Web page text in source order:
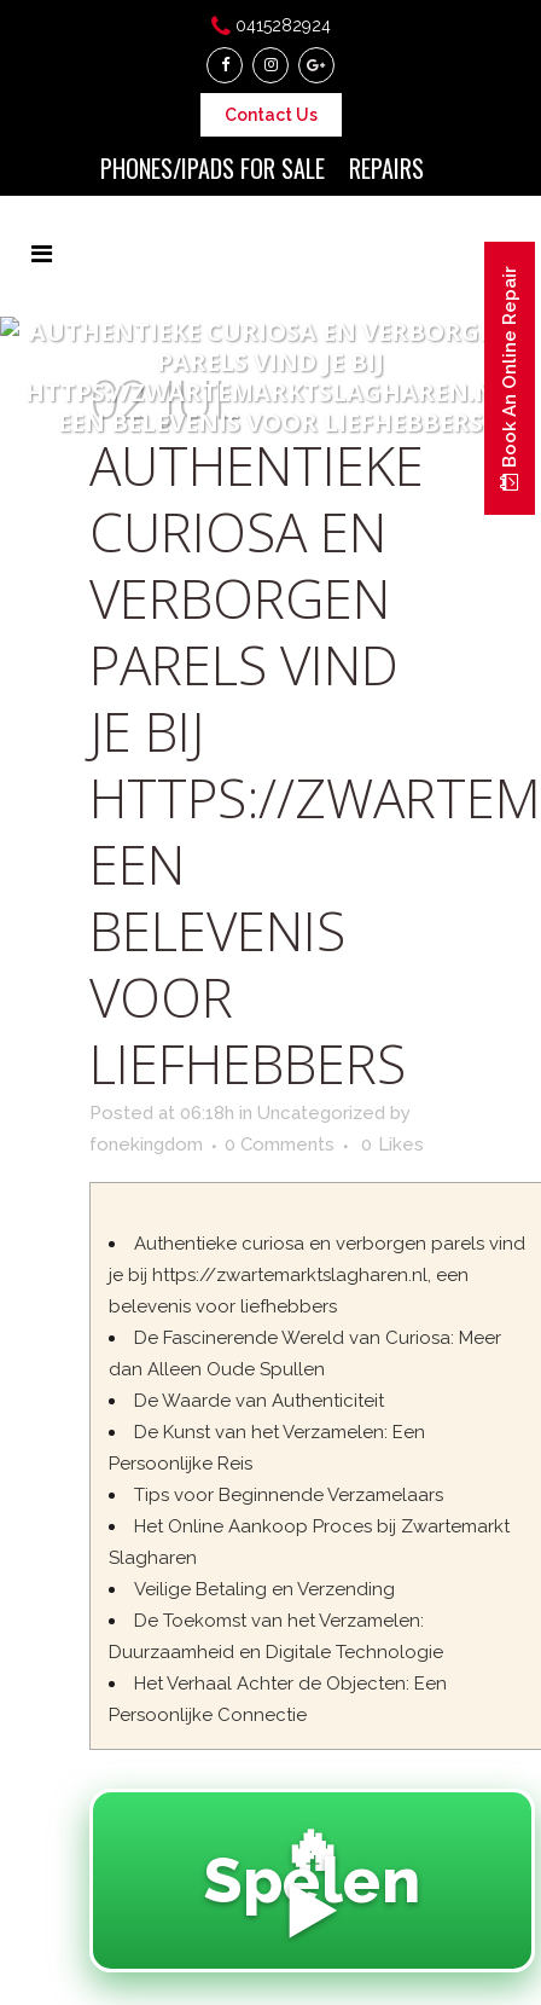
0415282924
Contact Us
PHONES/IPADS FOR SALE REPAIRS
AUTHENTIEKE CURIOSA EN VERBORGEN
PARELS VIND JE BIJ
HTTPS://ZWARTEMARKTSLAGHAREN.NL,
EEN BELEVENIS VOOR LIEFHEBBERS
02 JUL
AUTHENTIEKE
CURIOSA EN
VERBORGEN
PARELS VIND
JE BIJ
HTTPS://
EEN
BELEVENIS
VOOR
LIEFHEBBERS
Posted at 06:18h in Uncategorized by
fonekingdom
0 Comments 0 Likes
Authentieke curiosa en verborgen parels vind
je bij https://zwartemarktslagharen.nl, een
belevenis voor liefhebbers
De Fascinerende Wereld van Curiosa: Meer
dan Alleen Oude Spullen
De Waarde van Authenticiteit
De Kunst van het Verzamelen: Een
Persoonlijke Reis
Tips voor Beginnende Verzamelaars
Het Online Aankoop Proces bij Zwartemarkt
Slagharen
Veilige Betaling en Verzending
De Toekomst van het Verzamelen:
Duurzaamheid en Digitale Technologie
Het Verhaal Achter de Objecten: Een
Persoonlijke Connectie
🔥
Spelen
▶️
Book An Online Repair